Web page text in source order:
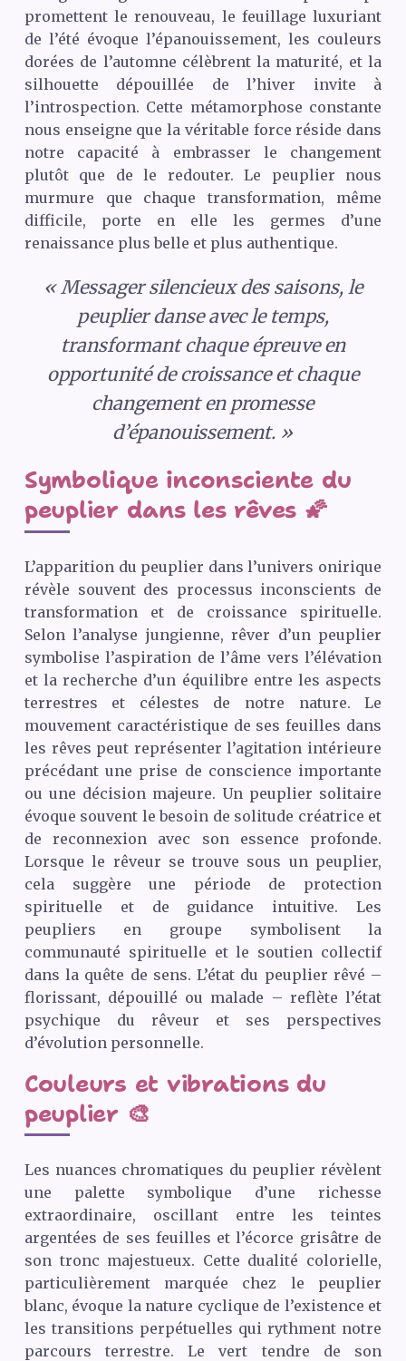
promettent le renouveau, le feuillage luxuriant
de l’été évoque l’épanouissement, les couleurs
dorées de l’automne célèbrent la maturité, et la
silhouette dépouillée de l’hiver invite à
l’introspection. Cette métamorphose constante
nous enseigne que la véritable force réside dans
notre capacité à embrasser le changement
plutôt que de le redouter. Le peuplier nous
murmure que chaque transformation, même
difficile, porte en elle les germes d’une
renaissance plus belle et plus authentique.
« Messager silencieux des saisons, le
peuplier danse avec le temps,
transformant chaque épreuve en
opportunité de croissance et chaque
changement en promesse
d’épanouissement. »
Symbolique inconsciente du
peuplier dans les rêves 🌠
L’apparition du peuplier dans l’univers onirique
révèle souvent des processus inconscients de
transformation et de croissance spirituelle.
Selon l’analyse jungienne, rêver d’un peuplier
symbolise l’aspiration de l’âme vers l’élévation
et la recherche d’un équilibre entre les aspects
terrestres et célestes de notre nature. Le
mouvement caractéristique de ses feuilles dans
les rêves peut représenter l’agitation intérieure
précédant une prise de conscience importante
ou une décision majeure. Un peuplier solitaire
évoque souvent le besoin de solitude créatrice et
de reconnexion avec son essence profonde.
Lorsque le rêveur se trouve sous un peuplier,
cela suggère une période de protection
spirituelle et de guidance intuitive. Les
peupliers en groupe symbolisent la
communauté spirituelle et le soutien collectif
dans la quête de sens. L’état du peuplier rêvé –
florissant, dépouillé ou malade – reflète l’état
psychique du rêveur et ses perspectives
d’évolution personnelle.
Couleurs et vibrations du
peuplier 🎨
Les nuances chromatiques du peuplier révèlent
une palette symbolique d’une richesse
extraordinaire, oscillant entre les teintes
argentées de ses feuilles et l’écorce grisâtre de
son tronc majestueux. Cette dualité colorielle,
particulièrement marquée chez le peuplier
blanc, évoque la nature cyclique de l’existence et
les transitions perpétuelles qui rythment notre
parcours terrestre. Le vert tendre de son